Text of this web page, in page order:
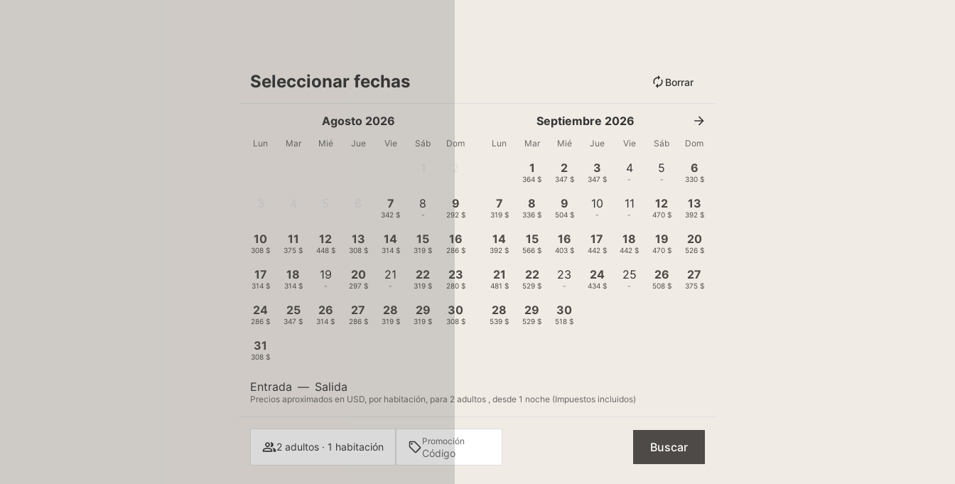
Seleccionar fechas Borrar
Agosto 2026
Lun Mar Mié Jue Vie Sáb Dom
7
342 $
8
-
9
292 $
10
308 $
11
375 $
12
448 $
13
308 $
14
314 $
15
319 $
16
286 $
17
314 $
18
314 $
19
-
20
297 $
21
-
22
319 $
23
280 $
24
286 $
25
347 $
26
314 $
27
286 $
28
319 $
29
319 $
30
308 $
31
308 $
Septiembre 2026
Lun Mar Mié Jue Vie Sáb Dom
1
364 $
2
347 $
3
347 $
4
-
5
-
6
330 $
7
319 $
8
336 $
9
504 $
10
-
11
-
12
470 $
13
392 $
14
392 $
15
566 $
16
403 $
17
442 $
18
442 $
19
470 $
20
526 $
21
481 $
22
529 $
23
-
24
434 $
25
-
26
508 $
27
375 $
28
539 $
29
529 $
30
518 $
Entrada — Salida
Precios aproximados en USD, por habitación, para 2 adultos , desde 1 noche (Impuestos incluidos)
2 adultos · 1 habitación Promoción Buscar